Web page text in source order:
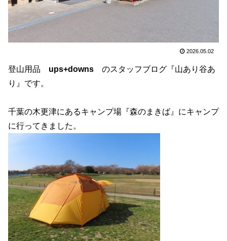
2026.05.02
登山用品 ups+downs のスタッフブログ『山あり谷あ
り』です。
千葉の木更津にあるキャンプ場『森のまきば』にキャンプ
に行ってきました。